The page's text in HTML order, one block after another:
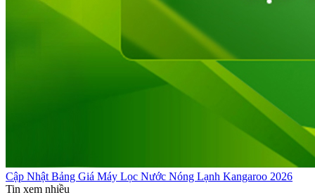
Cập Nhật Bảng Giá Máy Lọc Nước Nóng Lạnh Kangaroo 2026
Tin xem nhiều